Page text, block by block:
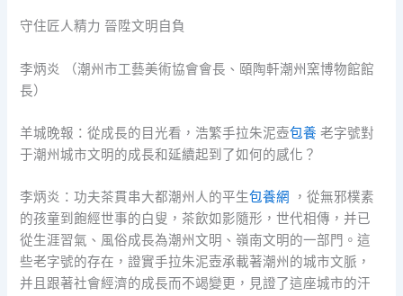
守住匠人精力 晉陞文明自負
李炳炎 （潮州市工藝美術協會會長、頤陶軒潮州窯博物館館
長）
羊城晚報：從成長的目光看，浩繁手拉朱泥壺包養 老字號對
于潮州城市文明的成長和延續起到了如何的感化？
李炳炎：功夫茶貫串大都潮州人的平生包養網
，從無邪樸素
的孩童到飽經世事的白叟，茶飲如影隨形，世代相傳，并已
從生涯習氣、風俗成長為潮州文明、嶺南文明的一部門。這
些老字號的存在，證實手拉朱泥壺承載著潮州的城市文脈，
并且跟著社會經濟的成長而不竭變更，見證了這座城市的汗